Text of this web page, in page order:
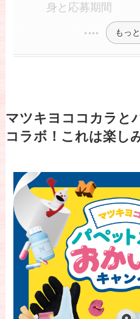
身と応募期間
もっ
マツキヨココカラと
コラボ！これは楽し